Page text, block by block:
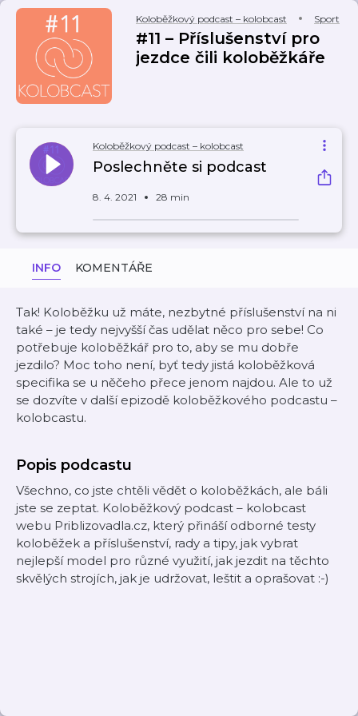
Koloběžkový podcast – kolobcast Sport
#11 – Příslušenství pro
jezdce čili koloběžkáře
Koloběžkový podcast – kolobcast
Poslechněte si podcast
8. 4. 2021 28 min
INFO KOMENTÁŘE
Tak! Koloběžku už máte, nezbytné příslušenství na ni
také – je tedy nejvyšší čas udělat něco pro sebe! Co
potřebuje koloběžkář pro to, aby se mu dobře
jezdilo? Moc toho není, byť tedy jistá koloběžková
specifika se u něčeho přece jenom najdou. Ale to už
se dozvíte v další epizodě koloběžkového podcastu –
kolobcastu.
Popis podcastu
Všechno, co jste chtěli vědět o koloběžkách, ale báli
jste se zeptat. Koloběžkový podcast – kolobcast
webu Priblizovadla.cz, který přináší odborné testy
koloběžek a příslušenství, rady a tipy, jak vybrat
nejlepší model pro různé využití, jak jezdit na těchto
skvělých strojích, jak je udržovat, leštit a oprašovat :-)